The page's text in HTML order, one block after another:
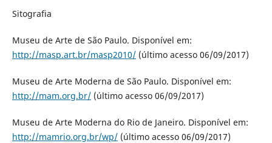
Sitografia
Museu de Arte de São Paulo. Disponível em:
http://masp.art.br/masp2010/(último acesso 06/09/2017)
Museu de Arte Moderna de São Paulo. Disponível em:
http://mam.org.br/(último acesso 06/09/2017)
Museu de Arte Moderna do Rio de Janeiro. Disponível em:
http://mamrio.org.br/wp/(último acesso 06/09/2017)